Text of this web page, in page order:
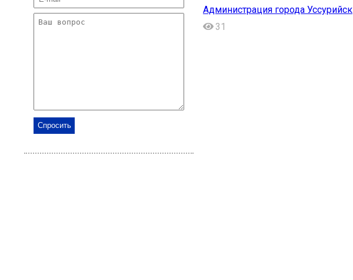
Администрация города Уссурийск
31